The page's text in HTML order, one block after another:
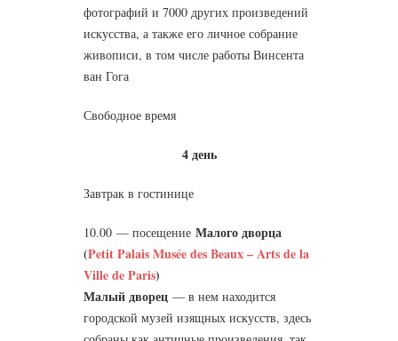
фотографий и 7000 других произведений
искусства, а также его личное собрание
живописи, в том числе работы Винсента
ван Гога
Свободное время
4 день
Завтрак в гостинице
10.00 — посещение Малого дворца
(Petit Palais Musée des Beaux – Arts de la
Ville de Paris)
Малый дворец — в нем находится
городской музей изящных искусств, здесь